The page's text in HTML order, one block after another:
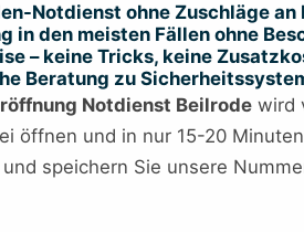
Notdienst ohne Zuschläge an
in den meisten Fällen ohne
– keine Tricks, keine
Beratung zu
Notdienst Beilrode wird
öffnen und in nur 15-20
speichern Sie unsere